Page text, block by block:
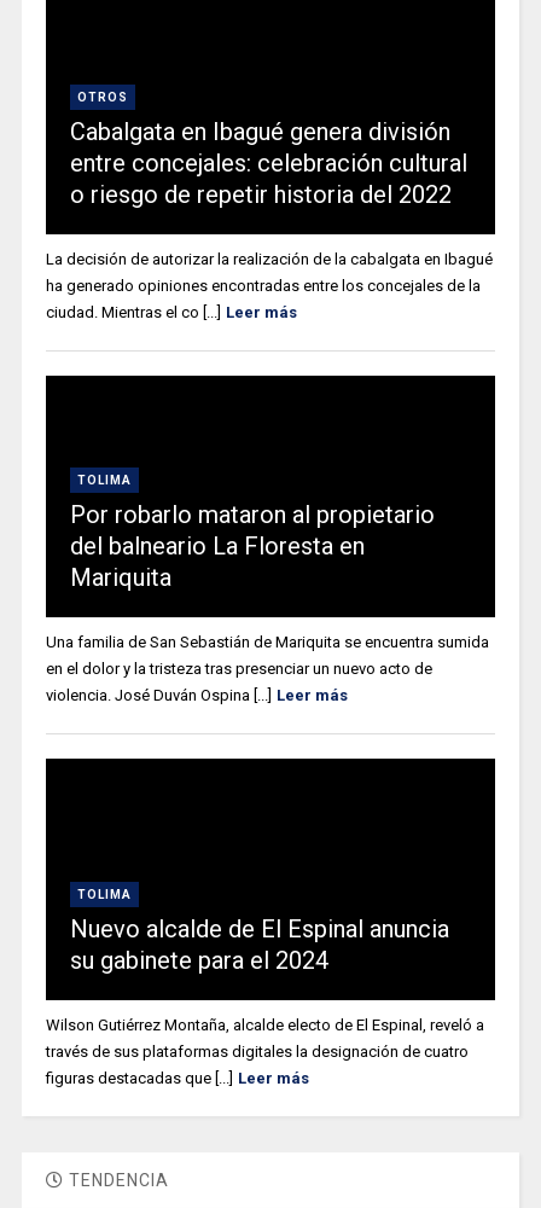
OTROS
Cabalgata en Ibagué genera división
entre concejales: celebración cultural
o riesgo de repetir historia del 2022
La decisión de autorizar la realización de la cabalgata en Ibagué
ha generado opiniones encontradas entre los concejales de la
ciudad. Mientras el co [...] Leer más
TOLIMA
Por robarlo mataron al propietario
del balneario La Floresta en
Mariquita
Una familia de San Sebastián de Mariquita se encuentra sumida
en el dolor y la tristeza tras presenciar un nuevo acto de
violencia. José Duván Ospina [...] Leer más
TOLIMA
Nuevo alcalde de El Espinal anuncia
su gabinete para el 2024
Wilson Gutiérrez Montaña, alcalde electo de El Espinal, reveló a
través de sus plataformas digitales la designación de cuatro
figuras destacadas que [...] Leer más
TENDENCIA